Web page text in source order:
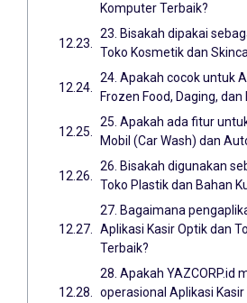
Komputer Terbaik?
23. Bisakah dipakai
Toko Kosmetik dan
24. Apakah cocok untuk
Frozen Food, Daging,
25. Apakah ada fitur
Mobil (Car Wash) dan
26. Bisakah digunakan
Toko Plastik dan Bahan
27. Bagaimana
Aplikasi Kasir Optik dan
Terbaik?
28. Apakah YAZCORP.id
operasional Aplikasi